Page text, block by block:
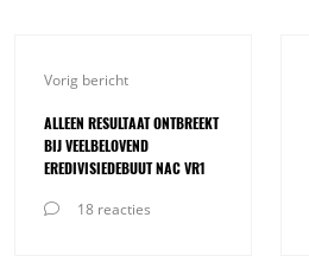
Vorig bericht
ALLEEN RESULTAAT ONTBREEKT
BIJ VEELBELOVEND
EREDIVISIEDEBUUT NAC VR1
18 reacties